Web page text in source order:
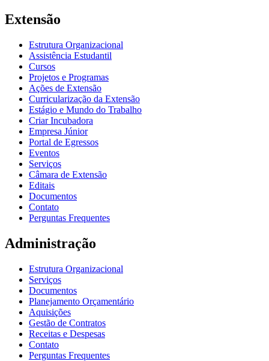
Extensão
Estrutura Organizacional
Assistência Estudantil
Cursos
Projetos e Programas
Ações de Extensão
Curricularização da Extensão
Estágio e Mundo do Trabalho
Criar Incubadora
Empresa Júnior
Portal de Egressos
Eventos
Serviços
Câmara de Extensão
Editais
Documentos
Contato
Perguntas Frequentes
Administração
Estrutura Organizacional
Serviços
Documentos
Planejamento Orçamentário
Aquisições
Gestão de Contratos
Receitas e Despesas
Contato
Perguntas Frequentes